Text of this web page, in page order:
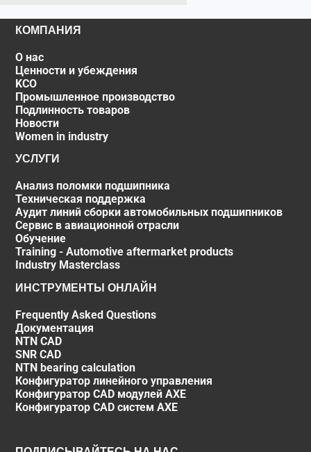
КОМПАНИЯ
О нас
Ценности и убеждения
KCO
Промышленное производство
Подлинность товаров
Новости
Women in industry
УСЛУГИ
Анализ поломки подшипника
Техническая поддержка
Аудит линий сборки автомобильных подшипников
Сервис в авиационной отрасли
Обучение
Training - Automotive aftermarket products
Industry Masterclass
ИНСТРУМЕНТЫ ОНЛАЙН
Frequently Asked Questions
Документация
NTN CAD
SNR CAD
NTN bearing calculation
Конфигуратор линейного управления
Конфигуратор CAD модулей AXE
Конфигуратор CAD систем AXE